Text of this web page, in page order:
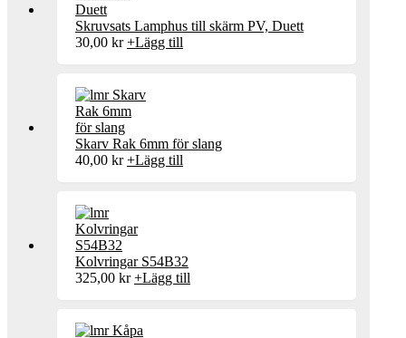
Skruvsats Lamphus till skärm PV, Duett
30,00 kr +Lägg till
Skarv Rak 6mm för slang
40,00 kr +Lägg till
Kolvringar S54B32
325,00 kr +Lägg till